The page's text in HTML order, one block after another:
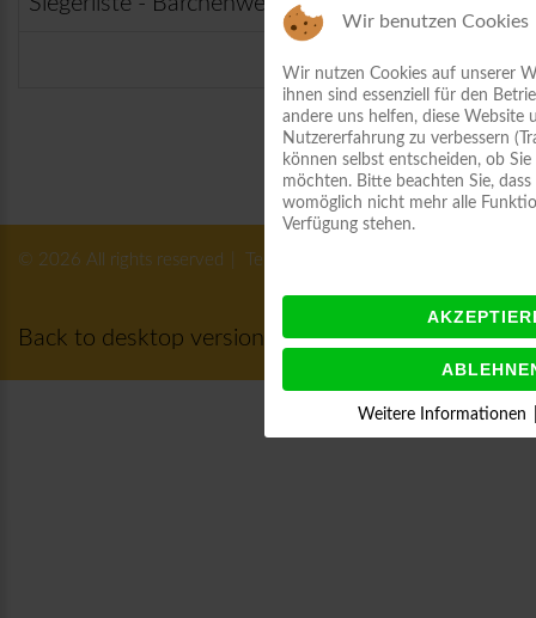
© 2026 All rights reserved Terms / Privacy
Back to desktop version
Wir benutzen Cookies
Wir nutzen Cookies auf unserer
ihnen sind essenziell für den
andere uns helfen, diese Website
Nutzererfahrung zu verbessern
können selbst entscheiden, ob Sie
möchten. Bitte beachten Sie,
womöglich nicht mehr alle
Verfügung stehen.
Weitere Informationen